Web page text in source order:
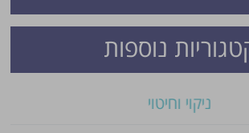
נוספות
ניקוי וחיטוי